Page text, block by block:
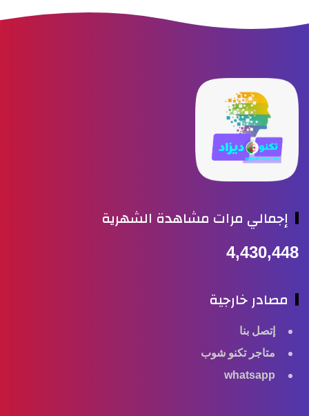
إجمالي مرات مشاهدة الشهرية
مصادر خارجية
إتصل بنا
متاجر تكنو شوب
whatsapp